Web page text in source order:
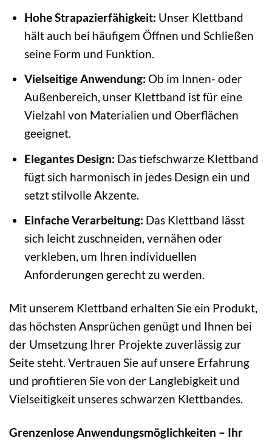
Hohe Strapazierfähigkeit: Unser Klettband
hält auch bei häufigem Öffnen und Schließen
seine Form und Funktion.
Vielseitige Anwendung: Ob im Innen- oder
Außenbereich, unser Klettband ist für eine
Vielzahl von Materialien und Oberflächen
geeignet.
Elegantes Design: Das tiefschwarze Klettband
fügt sich harmonisch in jedes Design ein und
setzt stilvolle Akzente.
Einfache Verarbeitung: Das Klettband lässt
sich leicht zuschneiden, vernähen oder
verkleben, um Ihren individuellen
Anforderungen gerecht zu werden.
Mit unserem Klettband erhalten Sie ein Produkt,
das höchsten Ansprüchen genügt und Ihnen bei
der Umsetzung Ihrer Projekte zuverlässig zur
Seite steht. Vertrauen Sie auf unsere Erfahrung
und profitieren Sie von der Langlebigkeit und
Vielseitigkeit unseres schwarzen Klettbandes.
Grenzenlose Anwendungsmöglichkeiten – Ihr